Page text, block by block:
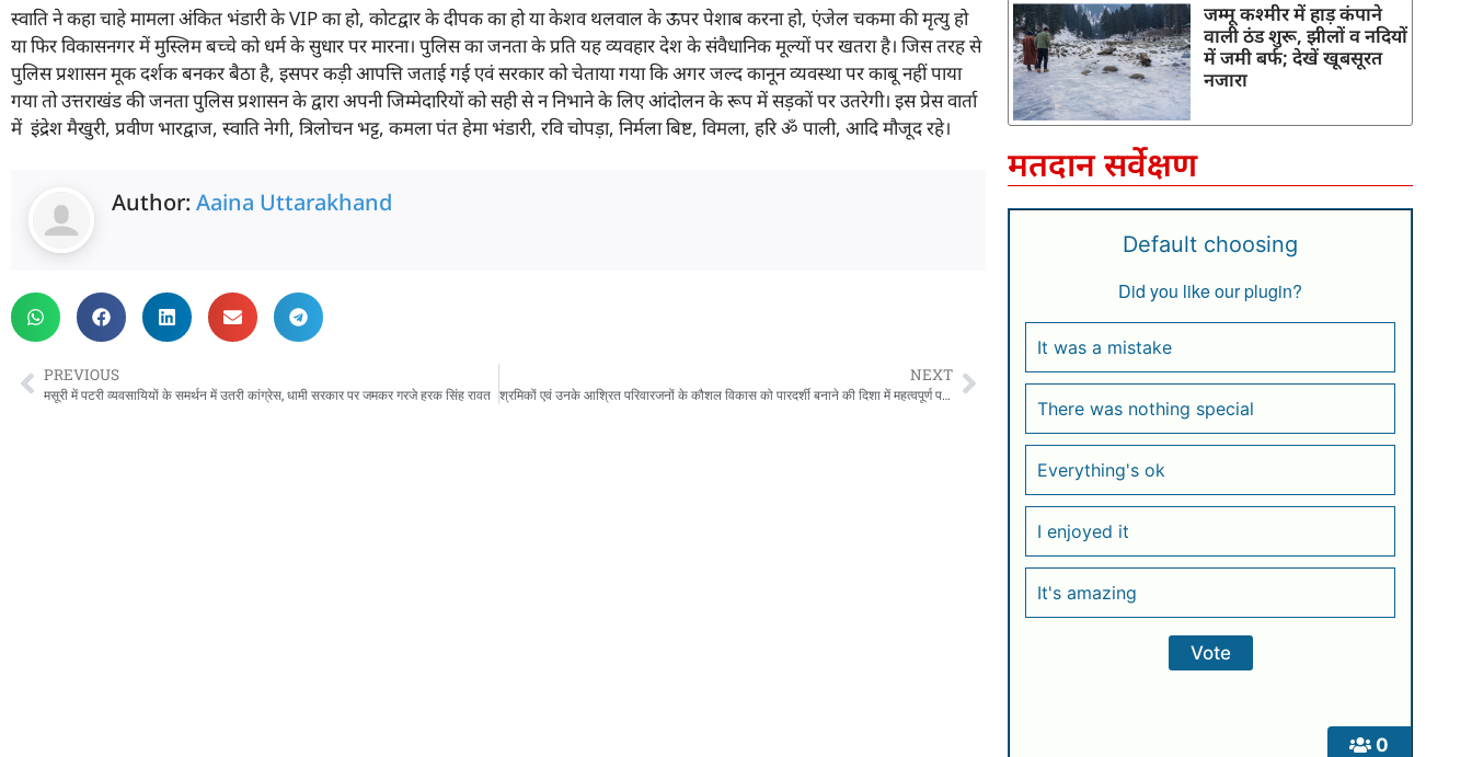
स्वाति ने कहा चाहे मामला अंकित भंडारी के VIP का हो, कोटद्वार के दीपक का हो या केशव थलवाल के ऊपर पेशाब करना हो, एंजेल चकमा की मृत्यु हो
या फिर विकासनगर में मुस्लिम बच्चे को धर्म के सुधार पर मारना। पुलिस का जनता के प्रति यह व्यवहार देश के संवैधानिक मूल्यों पर खतरा है। जिस तरह से
पुलिस प्रशासन मूक दर्शक बनकर बैठा है, इसपर कड़ी आपत्ति जताई गई एवं सरकार को चेताया गया कि अगर जल्द कानून व्यवस्था पर काबू नहीं पाया
गया तो उत्तराखंड की जनता पुलिस प्रशासन के द्वारा अपनी जिम्मेदारियों को सही से न निभाने के लिए आंदोलन के रूप में सड़कों पर उतरेगी। इस प्रेस वार्ता
में इंद्रेश मैखुरी, प्रवीण भारद्वाज, स्वाति नेगी, त्रिलोचन भट्ट, कमला पंत हेमा भंडारी, रवि चोपड़ा, निर्मला बिष्ट, विमला, हरि ॐ पाली, आदि मौजूद रहे।
Author: Aaina Uttarakhand
PREVIOUS
मसूरी में पटरी व्यवसायियों के समर्थन में उतरी कांग्रेस, धामी सरकार पर जमकर गरजे हरक सिंह रावत
NEXT
श्रमिकों एवं उनके आश्रित परिवारजनों के कौशल विकास को पारदर्शी बनाने की दिशा में महत्वपूर्ण पहल, CM धामी ने किया श्रमिक प्रशिक्षण पोर्टल का शुभारंभ
जम्मू कश्मीर में हाड़ कंपाने
वाली ठंड शुरू, झीलों व नदियों
में जमी बर्फ; देखें खूबसूरत
नजारा
मतदान सर्वेक्षण
0
Default choosing
Did you like our plugin?
It was a mistake
There was nothing special
Everything's ok
I enjoyed it
It's amazing